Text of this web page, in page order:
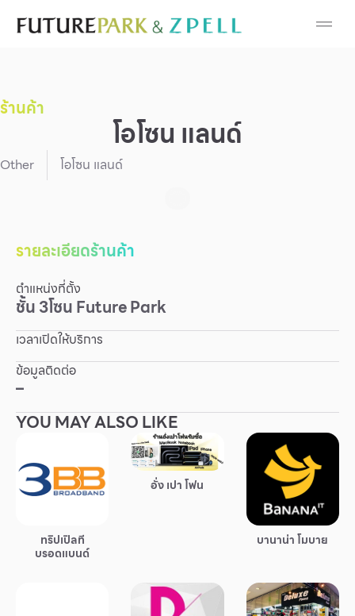
Cosmetic
Fashion
Food
Gold & Jewelry
IT
Mobile
Other
School
Service
สมาชิก F-MEMBER
ร้านค้า
โอโซน แลนด์
Other โอโซน แลนด์
รายละเอียดร้านค้า
ตำแหน่งที่ตั้ง
ชั้น3โซนFuture Park
เวลาเปิดให้บริการ
ข้อมูลติดต่อ
–
YOU MAY ALSO LIKE
ทริปเปิลที
บรอดแบนด์
อั่ง เปา โฟน
บานาน่า โมบาย